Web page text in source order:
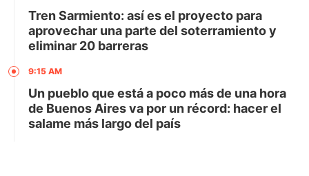
Tren Sarmiento: así es el proyecto para
aprovechar una parte del soterramiento y
eliminar 20 barreras
9:15 AM
Un pueblo que está a poco más de una hora
de Buenos Aires va por un récord: hacer el
salame más largo del país